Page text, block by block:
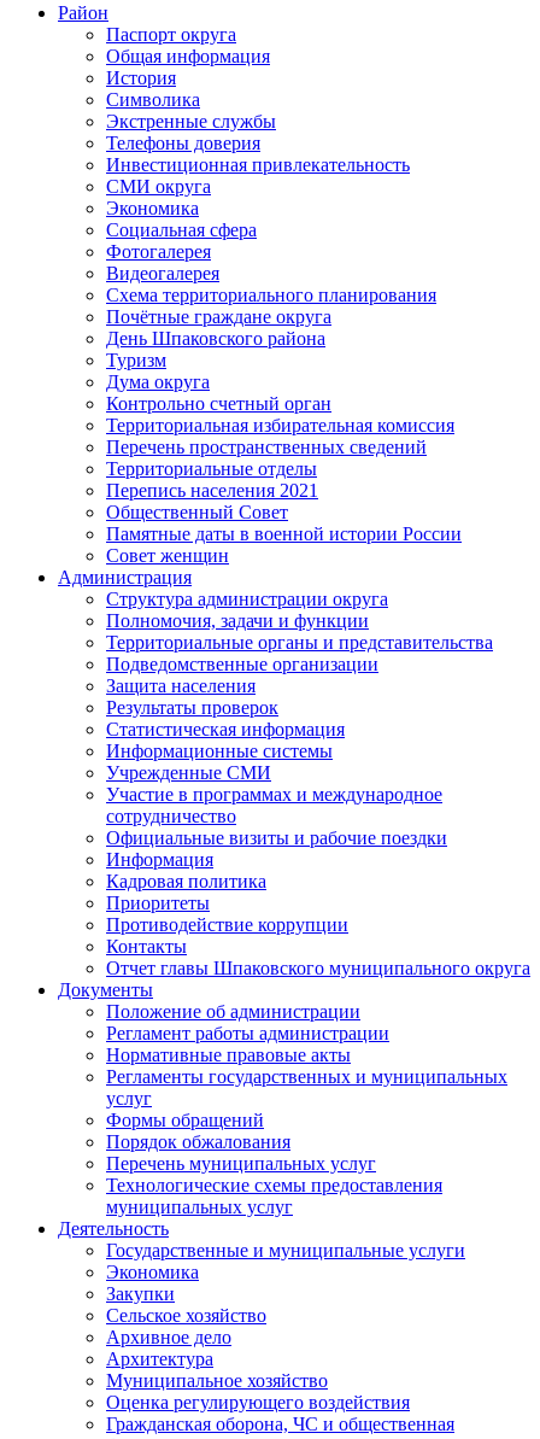
Район
Паспорт округа
Общая информация
История
Символика
Экстренные службы
Телефоны доверия
Инвестиционная привлекательность
СМИ округа
Экономика
Социальная сфера
Фотогалерея
Видеогалерея
Схема территориального планирования
Почётные граждане округа
День Шпаковского района
Туризм
Дума округа
Контрольно счетный орган
Территориальная избирательная комиссия
Перечень пространственных сведений
Территориальные отделы
Перепись населения 2021
Общественный Совет
Памятные даты в военной истории России
Совет женщин
Администрация
Структура администрации округа
Полномочия, задачи и функции
Территориальные органы и представительства
Подведомственные организации
Защита населения
Результаты проверок
Статистическая информация
Информационные системы
Учрежденные СМИ
Участие в программах и международное
сотрудничество
Официальные визиты и рабочие поездки
Информация
Кадровая политика
Приоритеты
Противодействие коррупции
Контакты
Отчет главы Шпаковского муниципального округа
Документы
Положение об администрации
Регламент работы администрации
Нормативные правовые акты
Регламенты государственных и муниципальных
услуг
Формы обращений
Порядок обжалования
Перечень муниципальных услуг
Технологические схемы предоставления
муниципальных услуг
Деятельность
Государственные и муниципальные услуги
Экономика
Закупки
Сельское хозяйство
Архивное дело
Архитектура
Муниципальное хозяйство
Оценка регулирующего воздействия
Гражданская оборона, ЧС и общественная